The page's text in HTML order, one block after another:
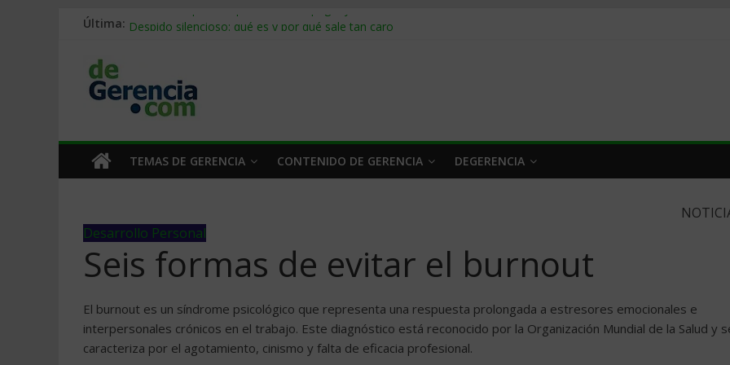
Última: Stablecoins para empresas: cómo pagar y cobrar en 2026
Trabajo forzoso en la cadena de suministro: qué hacer
Mercado hispano de EE. UU.: cómo segmentarlo y venderle
TEMAS DE GERENCIA CONTENIDO DE GERENCIA DEGERENCIA
Desarrollo Personal
Seis formas de evitar el burnout
El burnout es un síndrome psicológico que representa una respuesta prolongada a estresores emocionales e
interpersonales crónicos en el trabajo. Este diagnóstico está reconocido por la Organización Mundial de la Salud y
caracteriza por el agotamiento, cinismo y falta de eficacia profesional.